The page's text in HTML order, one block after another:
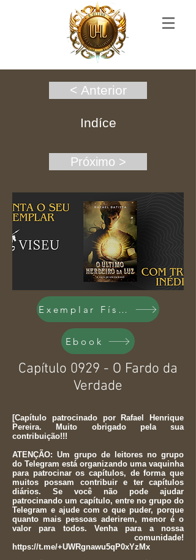
< Anterior
Indíce
Próximo >
Exemplar Físico
Ebook
Capítulo 0929 - O Fardo da
Verdade
[Capítulo patrocinado por Rafael Henrique
Pereira. Muito obrigado pela sua
contribuição!!!
ATENÇÃO: Um grupo de leitores no grupo
do Telegram está organizando uma vaquinha
para patrocinar os capítulos, de forma que
muitos possam contribuir e ter capítulos
diários. Se você não pode ajudar
patrocinando um capítulo, entre no grupo do
Telegram e ajude com o que puder, porque
quanto mais pessoas aderirem, menor é o
valor para todos. Venha para a nossa
comunidade!
https://t.me/+UWRgnawu5qP0xYzMx